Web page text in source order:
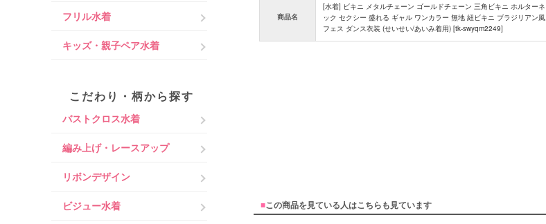
フリル水着
キッズ・親子ペア水着
こだわり・柄から探す
バストクロス水着
編み上げ・レースアップ
リボンデザイン
ビジュー水着
商品名
[水着] ビキニ メタルチェーン ゴールドチェーン 三角ビキニ ホルターネ
ック セクシー 盛れる ギャル ワンカラー 無地 紐ビキニ ブラジリアン風
フェス ダンス衣装 (せいせい/あいみ着用) [tk-swyqm2249]
■この商品を見ている人はこちらも見ています